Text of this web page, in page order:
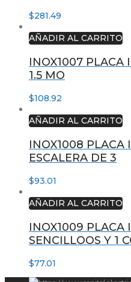
$281.49
AÑADIR AL CARRITO
INOX1007 PLACA
1.5 MO
$108.92
AÑADIR AL CARRITO
INOX1008 PLACA
ESCALERA DE 3
$93.01
AÑADIR AL CARRITO
INOX1009 PLACA
SENCILLOOS Y 1
$77.01